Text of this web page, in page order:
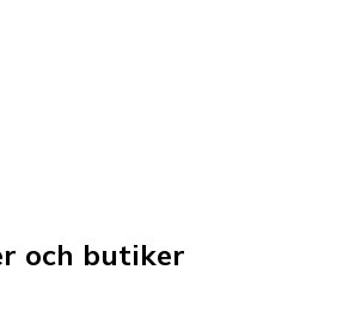
och butiker